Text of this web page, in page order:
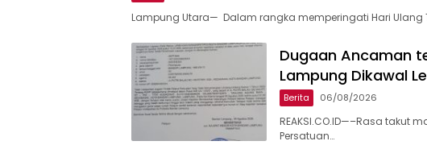
Lampung Utara— Dalam rangka memperingati Hari Ulang
Dugaan Ancaman
Lampung Dikawal
Berita 06/08/2026
REAKSI.CO.ID—–Rasa takut
Persatuan…